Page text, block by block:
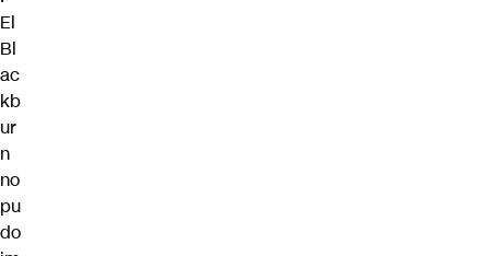
El
Bl
ac
kb
ur
n
no
pu
do